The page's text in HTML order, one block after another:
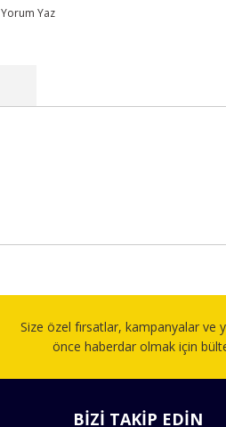
Yorum Yaz
Size özel fırsatlar, kampanyalar ve
önce haberdar olmak için
BİZİ TAKİP EDİN